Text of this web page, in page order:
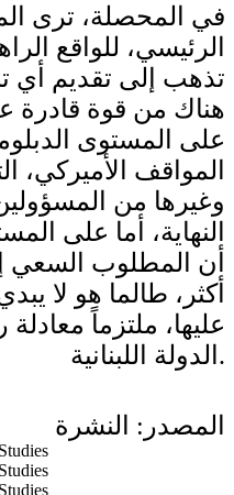
في المحصلة، ترى
الرئيسي، للواقع
تذهب إلى تقديم أي
هناك من قوة قادرة
على المستوى
المواقف الأميركي،
وغيرها من
النهاية، أما على
أن المطلوب
أكثر، طالما هو لا
عليها، ملتزماً
الدولة اللبنانية.
المصدر: النشرة